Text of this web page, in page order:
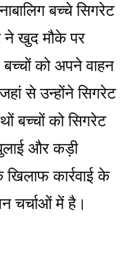
बच्चे सिगरेट
ने खुद मौके पर
को अपने वाहन
से उन्होंने सिगरेट
बच्चों को सिगरेट
और कड़ी
कार्रवाई के
चर्चाओं में है।